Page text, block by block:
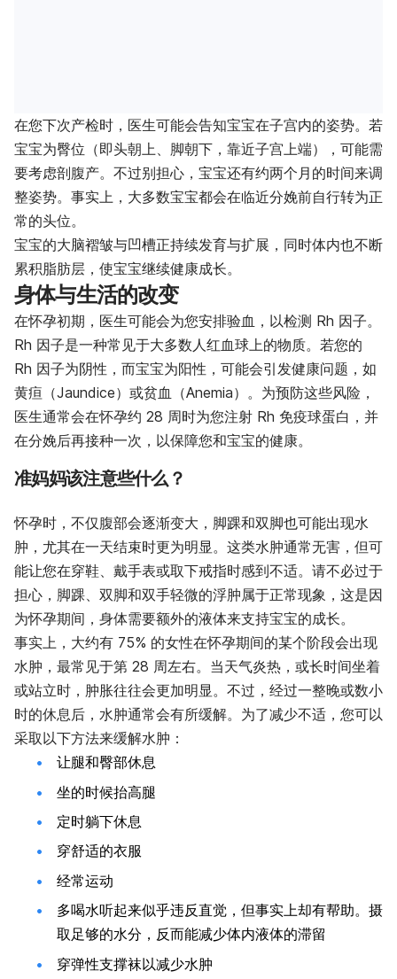
在您下次产检时，医生可能会告知宝宝在子宫内的姿势。若
宝宝为臀位（即头朝上、脚朝下，靠近子宫上端），可能需
要考虑剖腹产。不过别担心，宝宝还有约两个月的时间来调
整姿势。事实上，大多数宝宝都会在临近分娩前自行转为正
常的头位。
宝宝的大脑褶皱与凹槽正持续发育与扩展，同时体内也不断
累积脂肪层，使宝宝继续健康成长。
身体与生活的改变
在怀孕初期，医生可能会为您安排验血，以检测 Rh 因子。
Rh 因子是一种常见于大多数人红血球上的物质。若您的
Rh 因子为阴性，而宝宝为阳性，可能会引发健康问题，如
黄疸（Jaundice）或贫血（Anemia）。为预防这些风险，
医生通常会在怀孕约 28 周时为您注射 Rh 免疫球蛋白，并
在分娩后再接种一次，以保障您和宝宝的健康。
准妈妈该注意些什么？
怀孕时，不仅腹部会逐渐变大，脚踝和双脚也可能出现水
肿，尤其在一天结束时更为明显。这类水肿通常无害，但可
能让您在穿鞋、戴手表或取下戒指时感到不适。请不必过于
担心，脚踝、双脚和双手轻微的浮肿属于正常现象，这是因
为怀孕期间，身体需要额外的液体来支持宝宝的成长。
事实上，大约有 75% 的女性在怀孕期间的某个阶段会出现
水肿，最常见于第 28 周左右。当天气炎热，或长时间坐着
或站立时，肿胀往往会更加明显。不过，经过一整晚或数小
时的休息后，水肿通常会有所缓解。为了减少不适，您可以
采取以下方法来缓解水肿：
让腿和臀部休息
坐的时候抬高腿
定时躺下休息
穿舒适的衣服
经常运动
多喝水听起来似乎违反直觉，但事实上却有帮助。摄
取足够的水分，反而能减少体内液体的滞留
穿弹性支撑袜以减少水肿